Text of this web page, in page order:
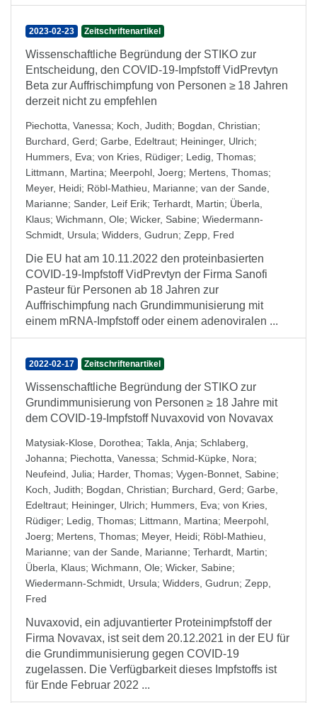
2023-02-23 Zeitschriftenartikel
Wissenschaftliche Begründung der STIKO zur
Entscheidung, den COVID-19-Impfstoff VidPrevtyn
Beta zur Auffrischimpfung von Personen ≥ 18 Jahren
derzeit nicht zu empfehlen
Piechotta, Vanessa; Koch, Judith; Bogdan, Christian;
Burchard, Gerd; Garbe, Edeltraut; Heininger, Ulrich;
Hummers, Eva; von Kries, Rüdiger; Ledig, Thomas;
Littmann, Martina; Meerpohl, Joerg; Mertens, Thomas;
Meyer, Heidi; Röbl-Mathieu, Marianne; van der Sande,
Marianne; Sander, Leif Erik; Terhardt, Martin; Überla,
Klaus; Wichmann, Ole; Wicker, Sabine; Wiedermann-
Schmidt, Ursula; Widders, Gudrun; Zepp, Fred
Die EU hat am 10.11.2022 den proteinbasierten
COVID-19-Impfstoff VidPrevtyn der Firma Sanofi
Pasteur für Personen ab 18 Jahren zur
Auffrischimpfung nach Grundimmunisierung mit
einem mRNA-Impfstoff oder einem adenoviralen ...
2022-02-17 Zeitschriftenartikel
Wissenschaftliche Begründung der STIKO zur
Grundimmunisierung von Personen ≥ 18 Jahre mit
dem COVID-19-Impfstoff Nuvaxovid von Novavax
Matysiak-Klose, Dorothea; Takla, Anja; Schlaberg,
Johanna; Piechotta, Vanessa; Schmid-Küpke, Nora;
Neufeind, Julia; Harder, Thomas; Vygen-Bonnet, Sabine;
Koch, Judith; Bogdan, Christian; Burchard, Gerd; Garbe,
Edeltraut; Heininger, Ulrich; Hummers, Eva; von Kries,
Rüdiger; Ledig, Thomas; Littmann, Martina; Meerpohl,
Joerg; Mertens, Thomas; Meyer, Heidi; Röbl-Mathieu,
Marianne; van der Sande, Marianne; Terhardt, Martin;
Überla, Klaus; Wichmann, Ole; Wicker, Sabine;
Wiedermann-Schmidt, Ursula; Widders, Gudrun; Zepp,
Fred
Nuvaxovid, ein adjuvantierter Proteinimpfstoff der
Firma Novavax, ist seit dem 20.12.2021 in der EU für
die Grundimmunisierung gegen COVID-19
zugelassen. Die Verfügbarkeit dieses Impfstoffs ist
für Ende Februar 2022 ...